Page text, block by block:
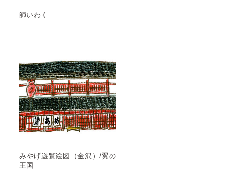
師いわく
みやげ遊覧絵図（金沢）/翼の
王国